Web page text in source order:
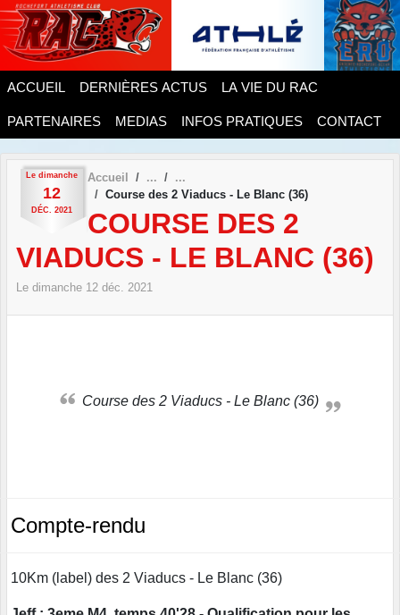
ACCUEIL DERNIÈRES ACTUS LA VIE DU RAC
PARTENAIRES MEDIAS INFOS PRATIQUES CONTACT
Le dimanche
12
DÉC. 2021
Accueil
Course des 2 Viaducs - Le Blanc (36)
COURSE DES 2
VIADUCS - LE BLANC (36)
Le dimanche 12 déc. 2021
Course des 2 Viaducs - Le Blanc (36)
Compte-rendu
10Km (label) des 2 Viaducs - Le Blanc (36)
Panneau de gestion des cookies